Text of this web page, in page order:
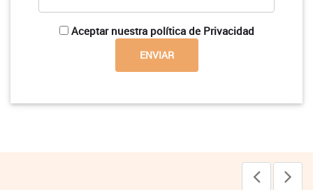
Aceptar nuestra política de Privacidad